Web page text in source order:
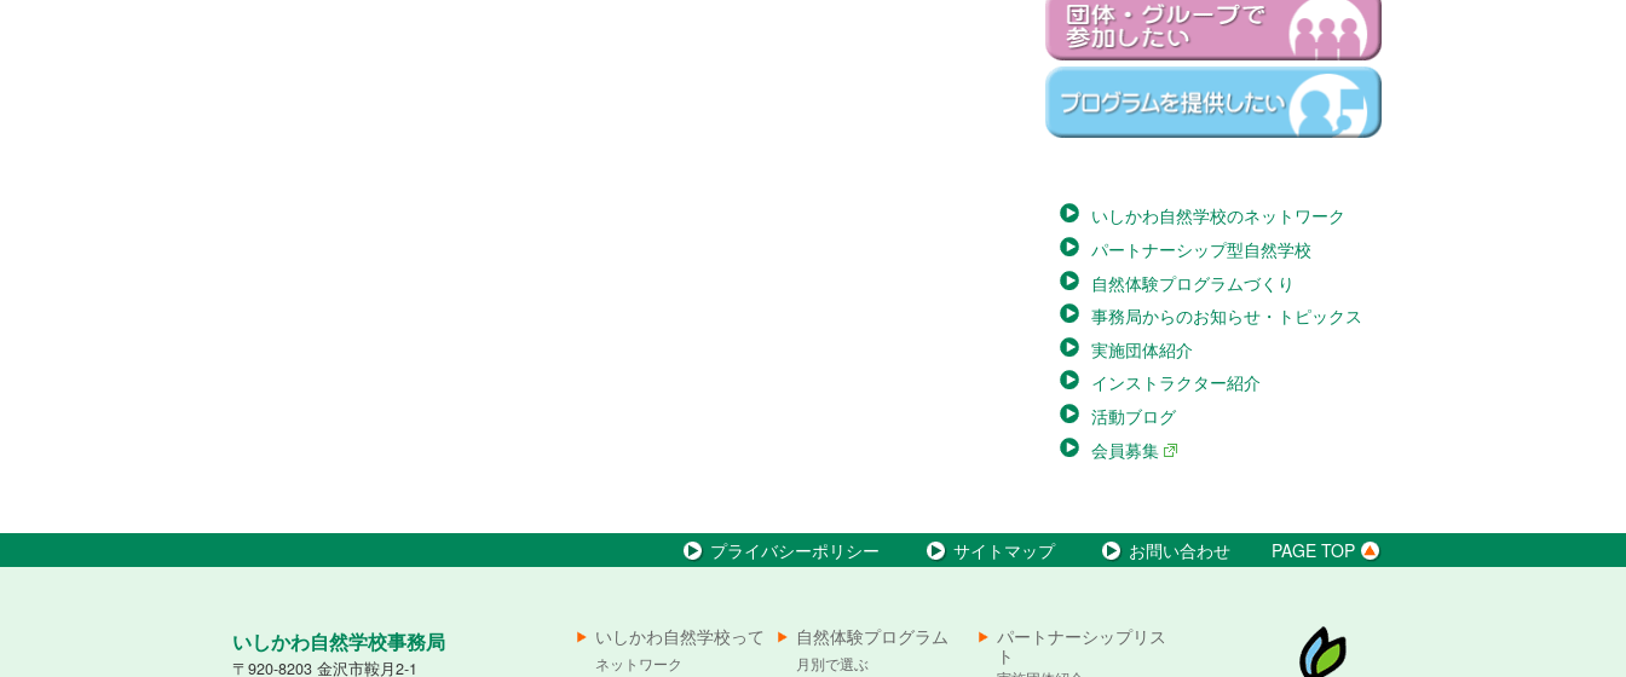
いしかわ自然学校のネットワーク
パートナーシップ型自然学校
自然体験プログラムづくり
事務局からのお知らせ・トピックス
実施団体紹介
インストラクター紹介
活動ブログ
会員募集
プライバシーポリシー サイトマップ お問い合わせ PAGE TOP
いしかわ自然学校事務局
〒920-8203 金沢市鞍月2-1
いしかわ自然学校って
ネットワーク
自然体験プログラム
月別で選ぶ
パートナーシップリス
ト